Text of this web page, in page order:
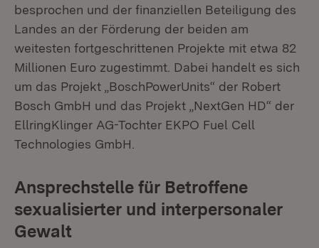
besprochen und der finanziellen Beteiligung des
Landes an der Förderung der beiden am
weitesten fortgeschrittenen Projekte mit etwa 82
Millionen Euro zugestimmt. Dabei handelt es sich
um das Projekt „BoschPowerUnits“ der Robert
Bosch GmbH und das Projekt „NextGen HD“ der
EllringKlinger AG-Tochter EKPO Fuel Cell
Technologies GmbH.
Ansprechstelle für Betroffene
sexualisierter und interpersonaler
Gewalt